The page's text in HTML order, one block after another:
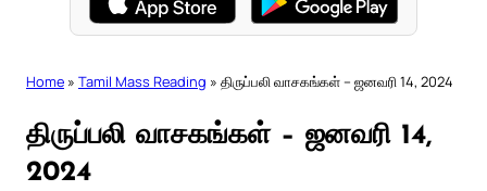
Home » Tamil Mass Reading » திருப்பலி வாசகங்கள் – ஜனவரி 14, 2024
திருப்பலி வாசகங்கள் – ஜனவரி 14,
2024